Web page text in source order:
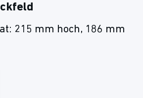
215 mm hoch, 186 mm